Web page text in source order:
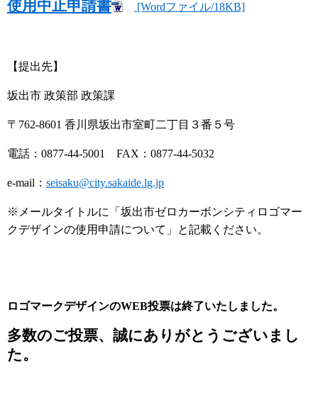
使用中止申請書
[Wordファイル/18KB]
【提出先】
坂出市 政策部 政策課
〒762-8601 香川県坂出市室町二丁目３番５号
電話：0877-44-5001 FAX：0877-44-5032
e-mail： seisaku@city.sakaide.lg.jp
※メールタイトルに「坂出市ゼロカーボンシティロゴマー
クデザインの使用申請について」と記載ください。
ロゴマークデザインのWEB投票は終了いたしました。
多数のご投票、誠にありがとうございまし
た。